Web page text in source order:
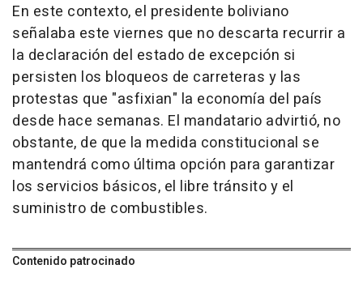
En este contexto, el presidente boliviano
señalaba este viernes que no descarta recurrir a
la declaración del estado de excepción si
persisten los bloqueos de carreteras y las
protestas que "asfixian" la economía del país
desde hace semanas. El mandatario advirtió, no
obstante, de que la medida constitucional se
mantendrá como última opción para garantizar
los servicios básicos, el libre tránsito y el
suministro de combustibles.
Contenido patrocinado